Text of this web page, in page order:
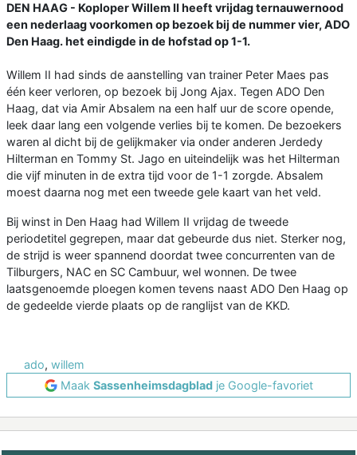
DEN HAAG - Koploper Willem II heeft vrijdag ternauwernood
een nederlaag voorkomen op bezoek bij de nummer vier, ADO
Den Haag. het eindigde in de hofstad op 1-1.
Willem II had sinds de aanstelling van trainer Peter Maes pas
één keer verloren, op bezoek bij Jong Ajax. Tegen ADO Den
Haag, dat via Amir Absalem na een half uur de score opende,
leek daar lang een volgende verlies bij te komen. De bezoekers
waren al dicht bij de gelijkmaker via onder anderen Jerdedy
Hilterman en Tommy St. Jago en uiteindelijk was het Hilterman
die vijf minuten in de extra tijd voor de 1-1 zorgde. Absalem
moest daarna nog met een tweede gele kaart van het veld.
Bij winst in Den Haag had Willem II vrijdag de tweede
periodetitel gegrepen, maar dat gebeurde dus niet. Sterker nog,
de strijd is weer spannend doordat twee concurrenten van de
Tilburgers, NAC en SC Cambuur, wel wonnen. De twee
laatsgenoemde ploegen komen tevens naast ADO Den Haag op
de gedeelde vierde plaats op de ranglijst van de KKD.
ado, willem
Maak Sassenheimsdagbladje Google-favoriet